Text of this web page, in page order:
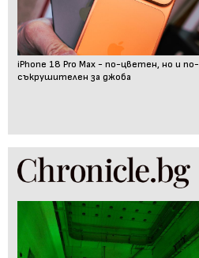
iPhone 18 Pro Max - по-цветен, но и по-
съкрушителен за джоба